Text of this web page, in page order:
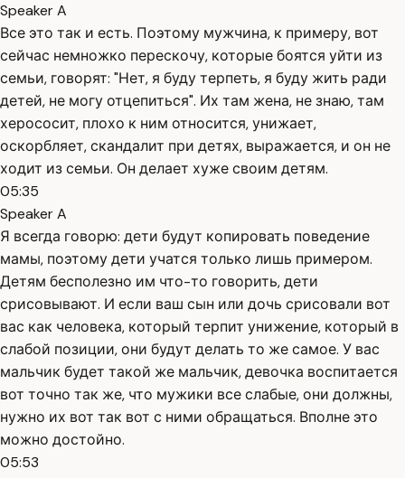
Speaker A
Все это так и есть. Поэтому мужчина, к примеру, вот
сейчас немножко перескочу, которые боятся уйти из
семьи, говорят: "Нет, я буду терпеть, я буду жить ради
детей, не могу отцепиться". Их там жена, не знаю, там
херососит, плохо к ним относится, унижает,
оскорбляет, скандалит при детях, выражается, и он не
ходит из семьи. Он делает хуже своим детям.
05:35
Speaker A
Я всегда говорю: дети будут копировать поведение
мамы, поэтому дети учатся только лишь примером.
Детям бесполезно им что-то говорить, дети
срисовывают. И если ваш сын или дочь срисовали вот
вас как человека, который терпит унижение, который в
слабой позиции, они будут делать то же самое. У вас
мальчик будет такой же мальчик, девочка воспитается
вот точно так же, что мужики все слабые, они должны,
нужно их вот так вот с ними обращаться. Вполне это
можно достойно.
05:53